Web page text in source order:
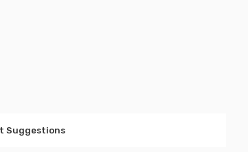
Suggestions